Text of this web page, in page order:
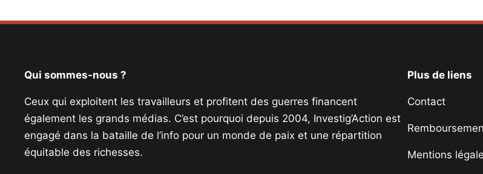
Qui sommes-nous ?
Ceux qui exploitent les travailleurs et profitent des guerres financent
également les grands médias. C’est pourquoi depuis 2004, Investig’Action est
engagé dans la bataille de l’info pour un monde de paix et une répartition
équitable des richesses.
Plus de liens
Contact
Mentions